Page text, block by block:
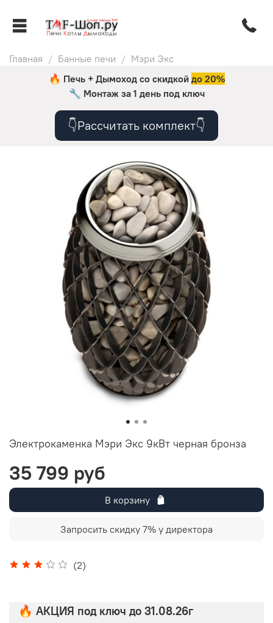
Главная Банные печи
Мэри Экс
🔥 Печь + Дымоход со скидкой до 20%
🔧 Монтаж за 1 день под ключ
👇Рассчитать комплект👇
Электрокаменка Мэри Экс 9кВт черная бронза
(2)
35 799 руб
В корзину
Запросить скидку 7% у директора
🔥 АКЦИЯ под ключ до 31.08.26г